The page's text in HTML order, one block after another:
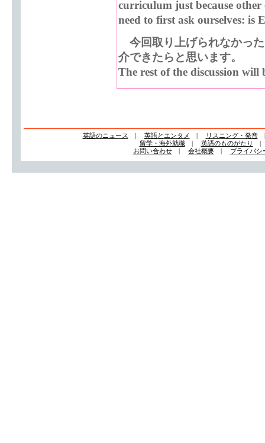
curriculum just because
need to first ask ourselves: is
今回取り上げられなかっ
介できたらと思います。
The rest of the discussion will
英語のニュース | 英語とエンタメ | リスニング・発音
留学・海外就職| 英語のものがたり
お問い合わせ| 会社概要| プライバシ